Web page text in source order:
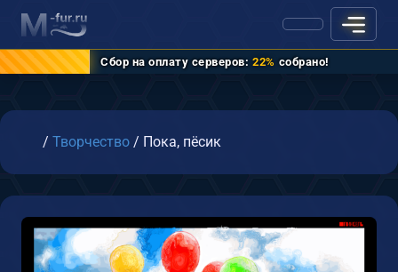
Сбор на оплату серверов: 22% собрано!
Главная
/ Творчество / Пока, пёсик